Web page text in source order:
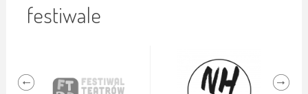
festiwale